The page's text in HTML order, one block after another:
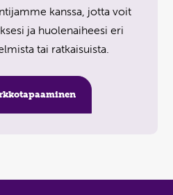
kanssa, jotta voit
ja huolenaiheesi eri
tai ratkaisuista.